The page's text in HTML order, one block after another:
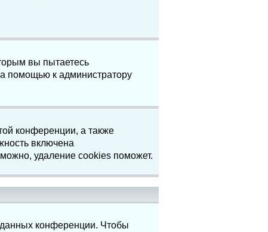
вы пытаетесь
помощью к администратору
конференции, а также
включена
удаление cookies поможет.
данных конференции. Чтобы